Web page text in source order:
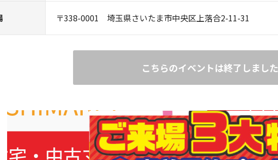
〒338-0001 埼玉県さいたま市中央区上落合2-11-31
こちらのイベントは終了しました